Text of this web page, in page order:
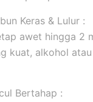
Keras & Lulur :
awet hingga 2
kuat, alkohol
Bertahap :